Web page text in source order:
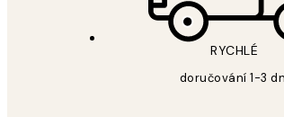
RYCHLÉ
doručování 1-3